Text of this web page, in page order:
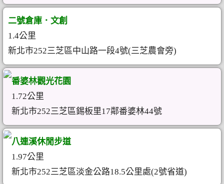
二號倉庫．文創
1.4公里
新北市252三芝區中山路一段4號(三芝農會旁)
番婆林觀光花園
1.72公里
新北市252三芝區錫板里17鄰番婆林44號
八連溪休閒步道
1.97公里
新北市252三芝區淡金公路18.5公里處(2號省道)